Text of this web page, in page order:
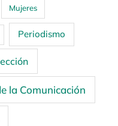
Mujeres
Periodismo
la Comunicación